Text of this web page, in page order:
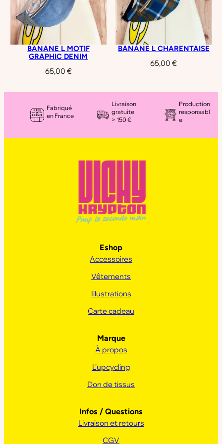
BANANE L MOTIF
GRAPHIC DENIM
65,00 €
BANANE L CHARENTAISE
65,00€
Fabriqué
en France
Livraison
gratuite
> 150 €
Production
responsabl
e
Eshop
Accessoires
Vêtements
Illustrations
Carte cadeau
Marque
À propos
L’upcycling
Don de tissus
Infos / Questions
Livraison et retours
CGV